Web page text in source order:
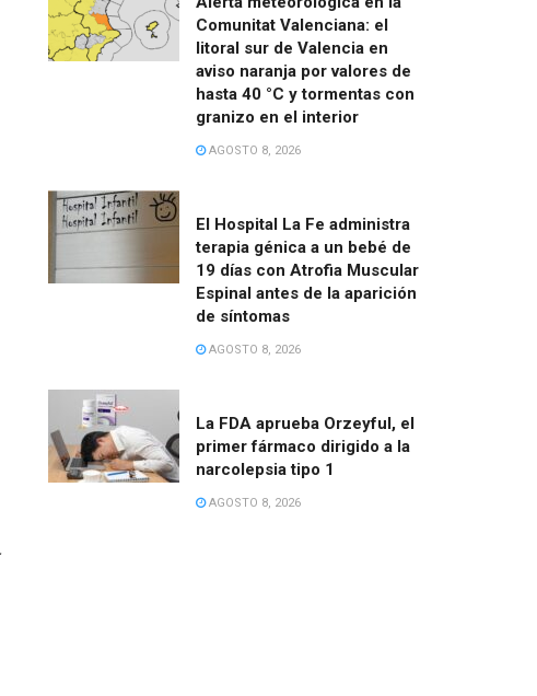
Comunitat Valenciana: el
litoral sur de Valencia en
aviso naranja por valores de
hasta 40 °C y tormentas con
granizo en el interior
AGOSTO 8, 2026
El Hospital La Fe administra
terapia génica a un bebé de
19 días con Atrofia Muscular
Espinal antes de la aparición
de síntomas
AGOSTO 8, 2026
La FDA aprueba Orzeyful, el
primer fármaco dirigido a la
narcolepsia tipo 1
AGOSTO 8, 2026